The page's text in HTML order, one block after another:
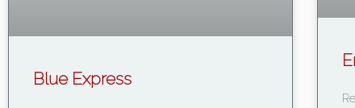
Blue Express